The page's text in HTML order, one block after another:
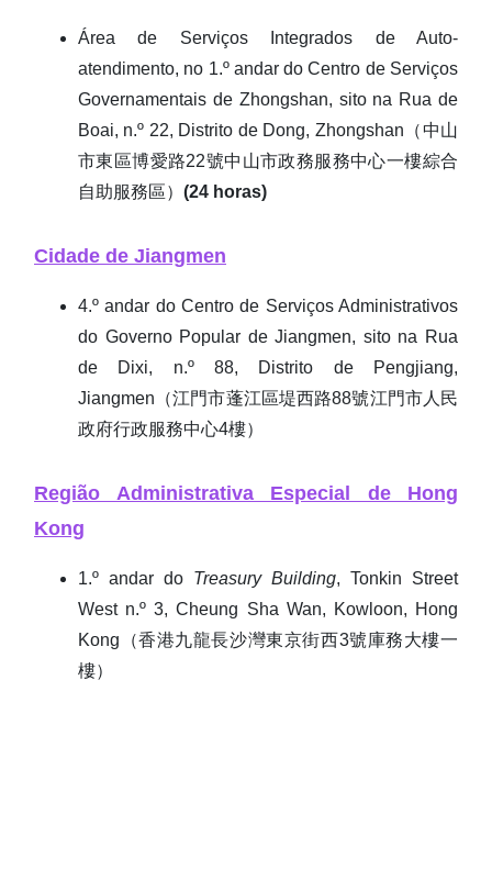
Área de Serviços Integrados de Auto-
atendimento, no 1.º andar do Centro de Serviços
Governamentais de Zhongshan, sito na Rua de
Boai, n.º 22, Distrito de Dong, Zhongshan（中山
市東區博愛路22號中山市政務服務中心一樓綜合
自助服務區） (24 horas)
Cidade de Jiangmen
4.º andar do Centro de Serviços Administrativos
do Governo Popular de Jiangmen, sito na Rua
de Dixi, n.º 88, Distrito de Pengjiang,
Jiangmen（江門市蓬江區堤西路88號江門市人民
政府行政服務中心4樓）
Região Administrativa Especial de Hong
Kong
1.º andar do Treasury Building, Tonkin Street
West n.º 3, Cheung Sha Wan, Kowloon, Hong
Kong（香港九龍長沙灣東京街西3號庫務大樓一
樓）